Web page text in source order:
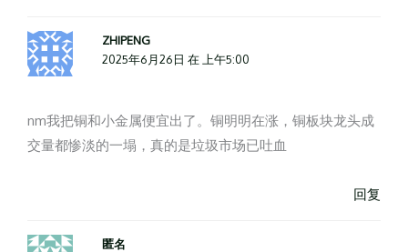
ZHIPENG
2025年6月26日 在 上午5:00
nm我把铜和小金属便宜出了。铜明明在涨，铜板块龙头成
交量都惨淡的一塌，真的是垃圾市场已吐血
回复
匿名